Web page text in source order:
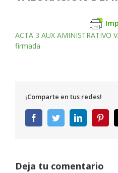
ACTA 3 AUX AMINISTRATIVO
firmada
¡Comparte en tus redes!
FacebookTwitterLinkedIn
Deja tu comentario